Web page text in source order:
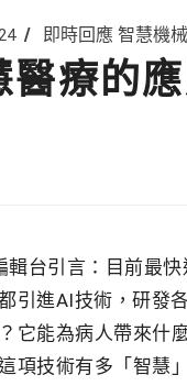
即時回應 智慧機械
醫療的
輯台引言：目前最
引進AI技術，研發
它能為病人帶來什
項技術有多「智慧